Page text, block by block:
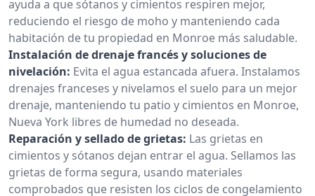
ayuda a que sótanos y cimientos respiren mejor,
reduciendo el riesgo de moho y manteniendo cada
habitación de tu propiedad en Monroe más saludable.
Instalación de drenaje francés y soluciones de
nivelación: Evita el agua estancada afuera. Instalamos
drenajes franceses y nivelamos el suelo para un mejor
drenaje, manteniendo tu patio y cimientos en Monroe,
Nueva York libres de humedad no deseada.
Reparación y sellado de grietas: Las grietas en
cimientos y sótanos dejan entrar el agua. Sellamos las
grietas de forma segura, usando materiales
comprobados que resisten los ciclos de congelamiento